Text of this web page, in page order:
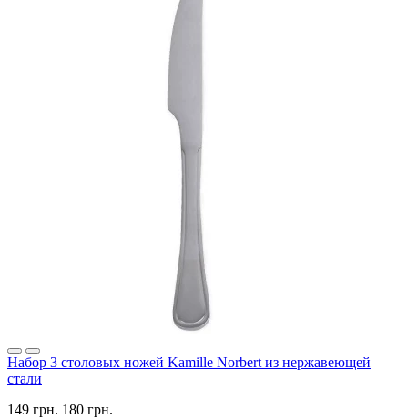
Набор 3 столовых ножей Kamille Norbert из нержавеющей
стали
149 грн. 180 грн.